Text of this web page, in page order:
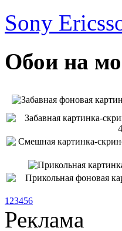
Sony
Обои на
1 23456
Реклама